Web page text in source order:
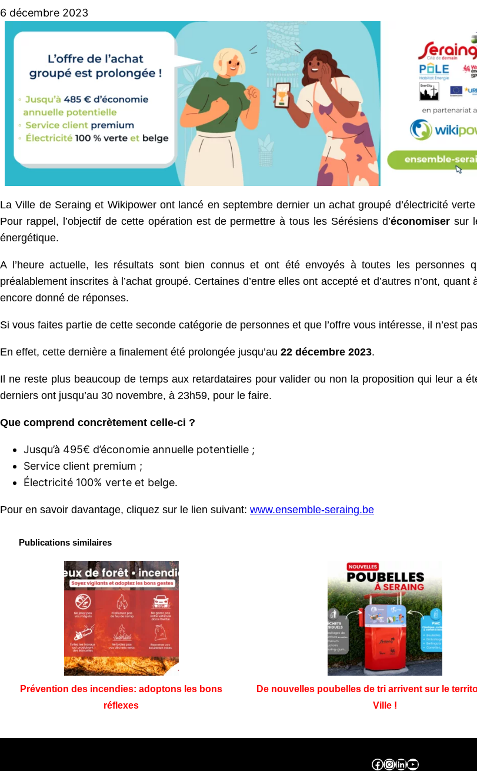
6 décembre 2023
La Ville de Seraing et Wikipower ont lancé en septembre dernier un achat groupé d’électricité
Pour rappel, l’objectif de cette opération est de permettre à tous les Sérésiens d’économisersur
énergétique.
A l’heure actuelle, les résultats sont bien connus et ont été envoyés à toutes les personnes
préalablement inscrites à l’achat groupé. Certaines d’entre elles ont accepté et d’autres n’ont, quant
encore donné de réponses.
Si vous faites partie de cette seconde catégorie de personnes et que l’offre vous intéresse, il n’est
En effet, cette dernière a finalement été prolongée jusqu’au 22 décembre 2023.
Il ne reste plus beaucoup de temps aux retardataires pour valider ou non la proposition qui leur a
derniers ont jusqu’au 30 novembre, à 23h59, pour le faire.
Que comprend concrètement celle-ci ?
Jusqu’à 495€ d’économie annuelle potentielle ;
Service client premium ;
Électricité 100% verte et belge.
Pour en savoir davantage, cliquez sur le lien suivant: www.ensemble-seraing.be
Publications similaires
Prévention des incendies: adoptons les bons
réflexes
De nouvelles poubelles de tri arrivent sur le
Ville !
Facebook ville de seraing Instragram ville de seraing linkedin – ville de seraing YouTube